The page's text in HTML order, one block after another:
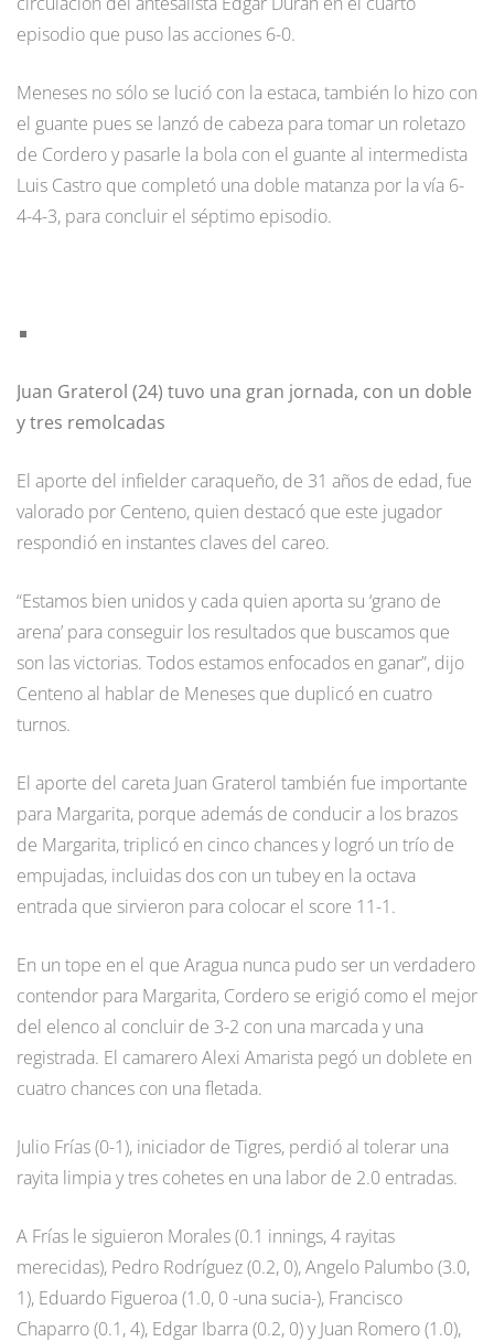
episodio que puso las acciones 6-0.
Meneses no sólo se lució con la estaca, también lo hizo con
el guante pues se lanzó de cabeza para tomar un roletazo
de Cordero y pasarle la bola con el guante al intermedista
Luis Castro que completó una doble matanza por la vía 6-
4-4-3, para concluir el séptimo episodio.
Juan Graterol (24) tuvo una gran jornada, con un doble
y tres remolcadas
El aporte del infielder caraqueño, de 31 años de edad, fue
valorado por Centeno, quien destacó que este jugador
respondió en instantes claves del careo.
“Estamos bien unidos y cada quien aporta su ‘grano de
arena’ para conseguir los resultados que buscamos que
son las victorias. Todos estamos enfocados en ganar”, dijo
Centeno al hablar de Meneses que duplicó en cuatro
turnos.
El aporte del careta Juan Graterol también fue importante
para Margarita, porque además de conducir a los brazos
de Margarita, triplicó en cinco chances y logró un trío de
empujadas, incluidas dos con un tubey en la octava
entrada que sirvieron para colocar el score 11-1.
En un tope en el que Aragua nunca pudo ser un verdadero
contendor para Margarita, Cordero se erigió como el mejor
del elenco al concluir de 3-2 con una marcada y una
registrada. El camarero Alexi Amarista pegó un doblete en
cuatro chances con una fletada.
Julio Frías (0-1), iniciador de Tigres, perdió al tolerar una
rayita limpia y tres cohetes en una labor de 2.0 entradas.
A Frías le siguieron Morales (0.1 innings, 4 rayitas
merecidas), Pedro Rodríguez (0.2, 0), Angelo Palumbo (3.0,
1), Eduardo Figueroa (1.0, 0 -una sucia-), Francisco
Chaparro (0.1, 4), Edgar Ibarra (0.2, 0) y Juan Romero (1.0),